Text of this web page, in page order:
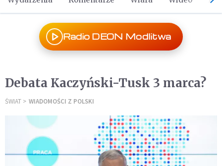
Radio DEON Modlitwa
Debata Kaczyński-Tusk 3 marca?
ŚWIAT WIADOMOŚCI Z POLSKI